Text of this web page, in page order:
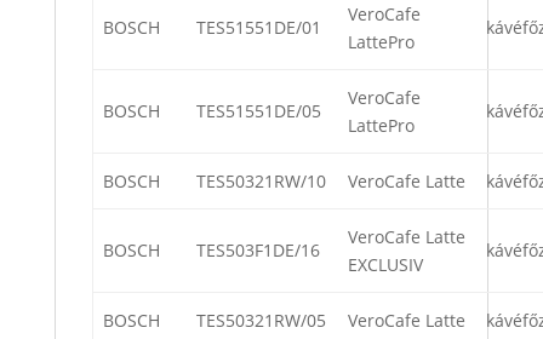
BOSCH TES51551DE/01
VeroCafe
LattePro
BOSCH TES51551DE/05
VeroCafe
LattePro
BOSCH TES50321RW/10 VeroCafe Latte
BOSCH TES503F1DE/16
VeroCafe Latte
EXCLUSIV
BOSCH TES50321RW/05 VeroCafe Latte